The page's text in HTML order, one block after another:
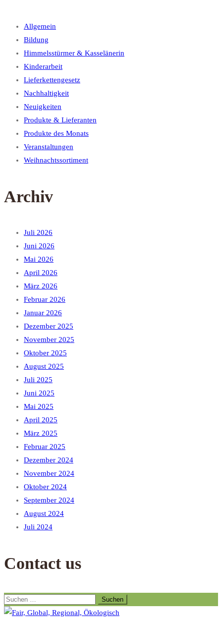
Allgemein
Bildung
Himmelsstürmer & Kasselänerin
Kinderarbeit
Lieferkettengesetz
Nachhaltigkeit
Neuigkeiten
Produkte & Lieferanten
Produkte des Monats
Veranstaltungen
Weihnachtssortiment
Archiv
Juli 2026
Juni 2026
Mai 2026
April 2026
März 2026
Februar 2026
Januar 2026
Dezember 2025
November 2025
Oktober 2025
August 2025
Juli 2025
Juni 2025
Mai 2025
April 2025
März 2025
Februar 2025
Dezember 2024
November 2024
Oktober 2024
September 2024
August 2024
Juli 2024
Contact us
Suchen
nach: